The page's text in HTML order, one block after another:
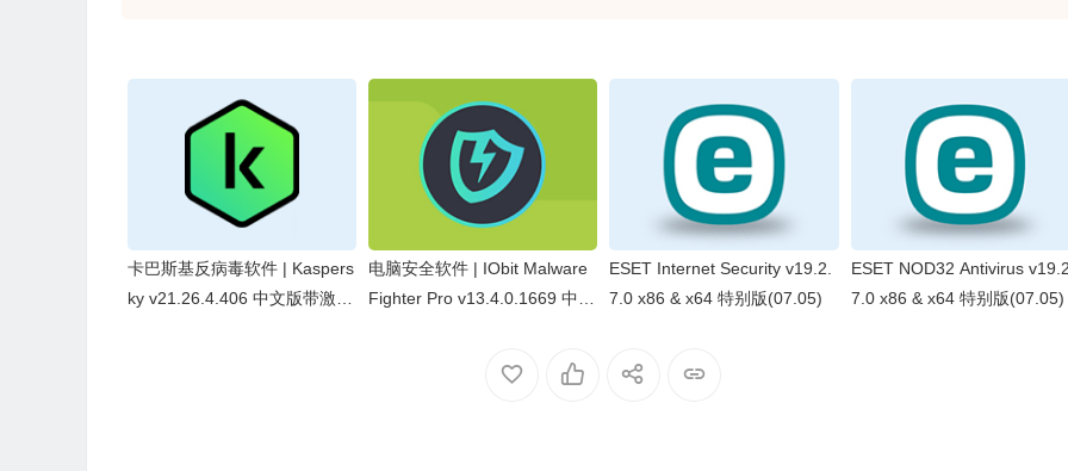
卡巴斯基反病毒软件 | Kaspers
ky v21.26.4.406 中文版带激活
电脑安全软件 | IObit Malware
Fighter Pro v13.4.0.1669 中文
ESET Internet Security v19.2.
7.0 x86 & x64 特别版(07.05)
ESET NOD32 Antivirus
7.0 x86 & x64 特别版(07.05)